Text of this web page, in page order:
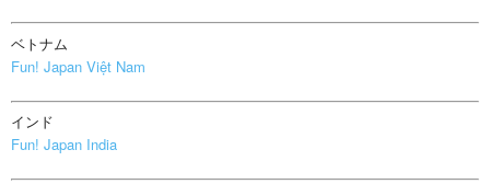
ベトナム
Fun! Japan Việt Nam
インド
Fun! Japan India